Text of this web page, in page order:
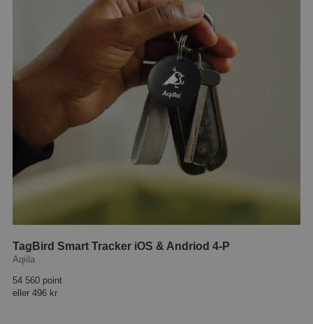
TagBird Smart Tracker iOS & Andriod 4-P
Aqiila
54 560 point
eller 496 kr